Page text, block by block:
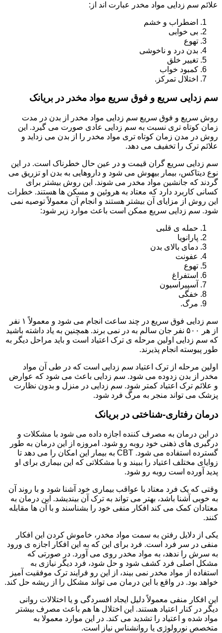
علائم سم زدایی مواد مخدر عبارت اند از:
اضطراب و خشم
بی خوابی
تهوع
بدن درد و ناخوشی
تغییر خلق
کمبود خواب
اختلال تمرکز.
سم زدایی سریع و فوق سریع مواد مخدر در بریانک
روش سریع و فوق سریع سم زدایی مواد مخدر از بدن در مدت
زمان کوتاه تری نسبت به سم زدایی عادی صورت می گیرد. این
روش در مدن زمان کوتاه تری مواد مخدر را از بدن می زداید و
علائم ترک را تخفیف می دهد.
سم زدایی سریع گران قیمت و در عین حال خطرناک است. در این
نوع دیتاکس، بیمار بیهوش می شود و داروهایی به بدن او تزریق می
گردند که جانشین مواد مخدر می شوند. این روش بیشتر برای
کسانی کاربرد دارد که معتاد به هروئین و مسکن ها هستند. خطرات
این روش از مزایای آن بیشتر هستند و انجام آن معمولاً توصیه نمی
شود. سم زدایی سریع ممکن است باعث موارد زیر شود:
حمله ی قلبی
پارانویا
دمای بالای بدن
عفونت
تهوع
استفراغ
آسپیراسیون
خفگی
مرگ.
سم زدایی فوق سریع در چند ساعت انجام می شود و معمولاً ۱ نفر
از هر ۵۰۰ نفر جان سالم به در نمی برند. همچنین به یاد داشته باشید
که سم زدایی اولین مرحله ی ترک اعتیاد است و باید مراحل دیگر به
طور پیوسته انجام پذیرند.
اولین مرحله از ترک اعتیاد سم زدایی است که در طی آن مواد
مخدر از بدن زدوده می شود. سم زدایی باعث می شود که عوارض
و علائم ترک اعتیاد کمتر شود. سم زدایی در منزل و بدون نظارت
پزشک می تواند منجر به مرگ فرد شود.
درمان رفتاری-شناختی در بریانک
در این درمان به مصرف کننده اجازه داده می شود با مشکلات و
درگیری های ذهنی خود روبه رو شود. امروزه از این درمان به طور
گسترده استفاده می شود. CBT به بیمار این امکان را می دهد تا
زوایای مختلف اعتیاد را ببیند و با مشکلاتی که این بیماری برای او
پدید آورده است روبه رو شود.
وقتی که یک فرد معتاد با عواقب بیماری خود آشنا شود و با روند آن
به خوبی آشنا باشد، بهتر می تواند به ترک آن بیندیشد. این درمان به
معتادان کمک می کند افکار منفی خود را بشناسند و با آن ها مقابله
کنند.
یکی از دلایل رفتن به سمت مواد مخدر، خاموش کردن این افکار
منفی در سر فرد است. فرد برای این که به این افکار اجازه ی ورود
به سرش را ندهد، به مواد مخدر روی می آورد. در صورتی که
مشکل اصلی فرد کشف شود و حل شود، فرد دیگر نیازی به
استفاده از مواد مخدر نمی بیند، از این رو فرایند ترک موفقیت آمیز
خواهد بود. در واقع با این درمان می تواند مشکل را از ریشه حل کند.
این افکار منفی معمولاً دلیل ایجاد افسردگی و یا اختلالات روانی
دیگر در کنار اعتیاد هستند. این اختلال ها هم باعث مصرف بیشتر
مواد شده و اعتیاد را تشدید می کند. در این موارد معمولا به
متخصص نورولوژی یا روانشناس نیاز است.